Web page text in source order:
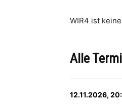
WIR4 ist
Alle
12.11.2026,